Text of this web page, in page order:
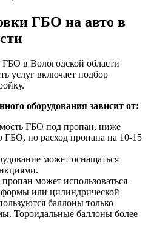
ГБО на авто в
в Вологодской области
услуг включает подбор
оборудования зависит от:
ГБО под пропан, ниже
ГБО, но расход пропана на 10-15
может оснащаться
может использоваться
или цилиндрической
баллоны только
Тороидальные баллоны более